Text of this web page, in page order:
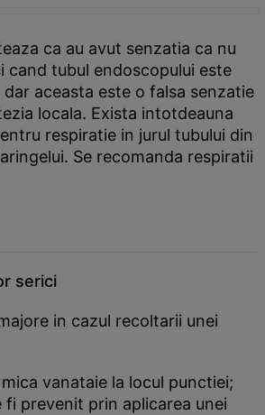
ca au avut senzatia ca nu
cand tubul endoscopului este
aceasta este o falsa senzatie
locala. Exista intotdeauna
respiratie in jurul tubului din
Se recomanda respiratii
serici
in cazul recoltarii unei
vanataie la locul punctiei;
fi prevenit prin aplicarea unei